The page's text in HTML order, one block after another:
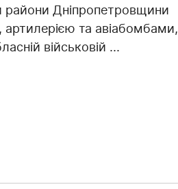
райони Дніпропетровщини
артилерією та авіабомбами,
військовій ...